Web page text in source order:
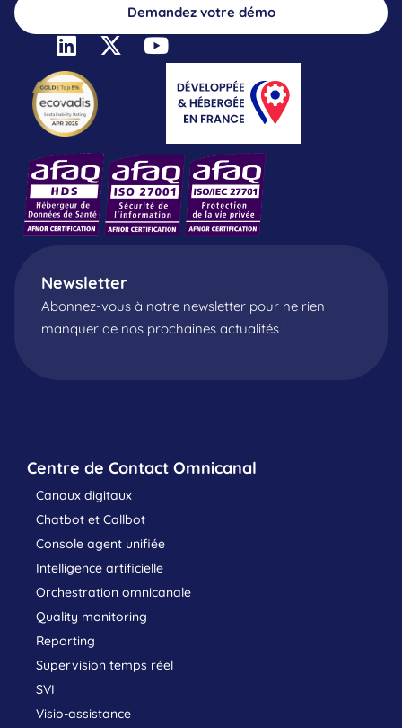
Demandez votre démo
Newsletter
Abonnez-vous à notre newsletter pour ne rien
manquer de nos prochaines actualités !
Centre de Contact Omnicanal
Canaux digitaux
Chatbot et Callbot
Console agent unifiée
Intelligence artificielle
Orchestration omnicanale
Quality monitoring
Reporting
Supervision temps réel
SVI
Visio-assistance